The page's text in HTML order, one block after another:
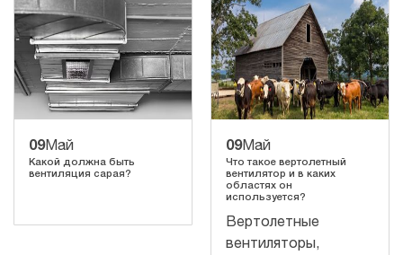
09Май
Какой должна быть
вентиляция сарая?
09Май
Что такое вертолетный
вентилятор и в каких
областях он
используется?
Вертолетные
вентиляторы,